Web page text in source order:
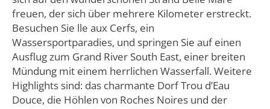
freuen, der sich über mehrere Kilometer erstreckt.
Besuchen Sie lle aux Cerfs, ein
Wassersportparadies, und springen Sie auf einen
Ausflug zum Grand River South East, einer breiten
Mündung mit einem herrlichen Wasserfall. Weitere
Highlights sind: das charmante Dorf Trou d’Eau
Douce, die Höhlen von Roches Noires und der